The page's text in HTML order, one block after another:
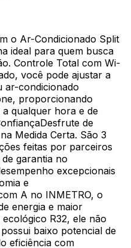
o Ar-Condicionado Split
ideal para quem busca
Controle Total com Wi-
você pode ajustar a
ar-condicionado
proporcionando
qualquer hora e de
de
Medida Certa. São 3
feitas por parceiros
garantia no
excepcionais
e
A no INMETRO, o
energia e maior
R32, ele não
baixo potencial de
eficiência com